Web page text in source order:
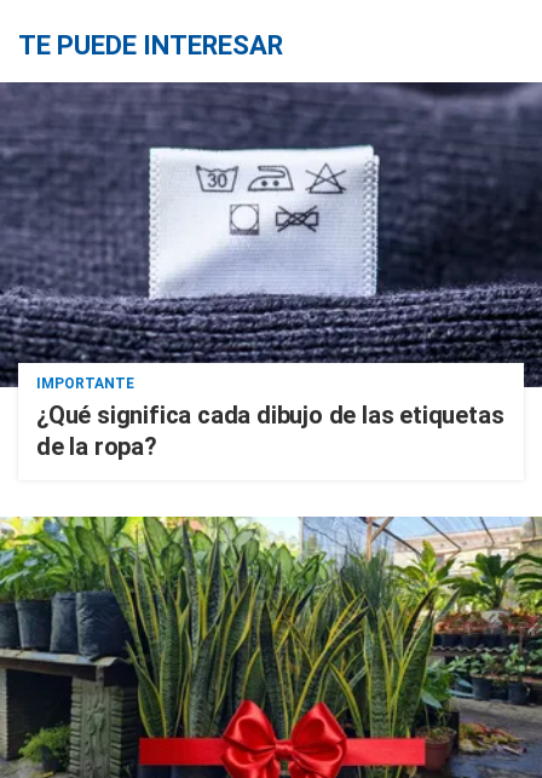
TE PUEDE INTERESAR
IMPORTANTE
¿Qué significa cada dibujo de las etiquetas
de la ropa?